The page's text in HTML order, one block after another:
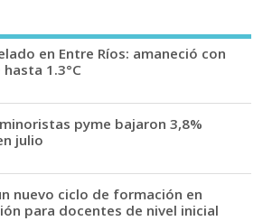
en Entre Ríos: amaneció con
1.3°C
pyme bajaron 3,8%
julio
nuevo ciclo de formación en
para docentes de nivel inicial